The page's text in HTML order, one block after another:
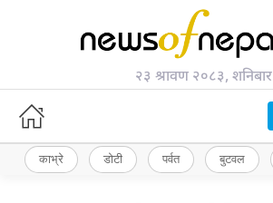
२३ श्रावण २०८३, शनिबार
काभ्रे डोटी पर्वत बुटवल